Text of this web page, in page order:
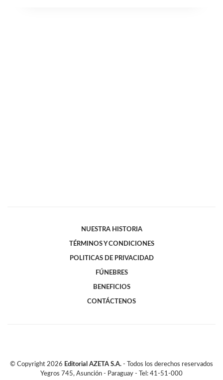
NUESTRA HISTORIA
TÉRMINOS Y CONDICIONES
POLITICAS DE PRIVACIDAD
FÚNEBRES
BENEFICIOS
CONTÁCTENOS
© Copyright 2026 Editorial AZETA S.A. - Todos los derechos reservados
Yegros 745, Asunción - Paraguay - Tel: 41-51-000